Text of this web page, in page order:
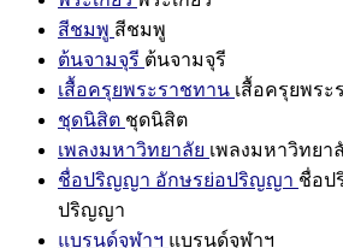
สีชมพู สีชมพู
ต้นจามจุรี ต้นจามจุรี
เสื้อครุยพระราชทาน เสื้อครุยพร
ชุดนิสิต ชุดนิสิต
เพลงมหาวิทยาลัย เพลงมหาวิทยา
ชื่อปริญญา อักษรย่อปริญญา ชื่อป
ปริญญา
แบรนด์จุฬาฯ แบรนด์จุฬาฯ